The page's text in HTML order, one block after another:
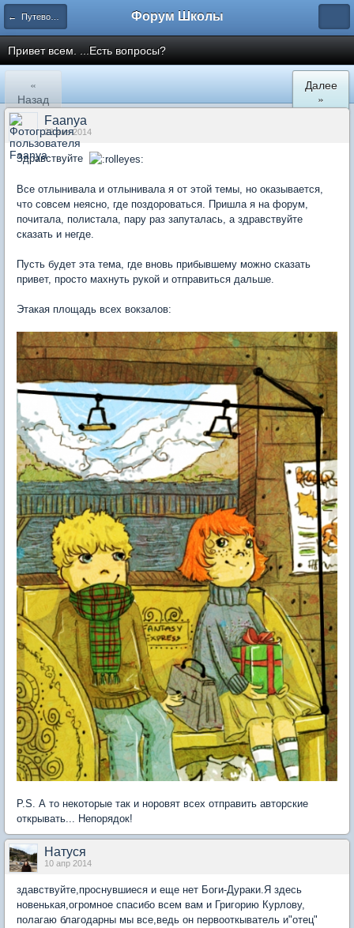
← Путеводитель форума Форум Школы
Привет всем. ...Есть вопросы?
«
Назад
Далее
»
Faanya
22 янв 2014
Здравствуйте
Все отлынивала и отлынивала я от этой темы, но оказывается,
что совсем неясно, где поздороваться. Пришла я на форум,
почитала, полистала, пару раз запуталась, а здравствуйте
сказать и негде.
Пусть будет эта тема, где вновь прибывшему можно сказать
привет, просто махнуть рукой и отправиться дальше.
Этакая площадь всех вокзалов:
P.S. А то некоторые так и норовят всех отправить авторские
открывать... Непорядок!
Натуся
10 апр 2014
здавствуйте,проснувшиеся и еще нет Боги-Дураки.Я здесь
новенькая,огромное спасибо всем вам и Григорию Курлову,
полагаю благодарны мы все,ведь он первооткыватель и"отец"